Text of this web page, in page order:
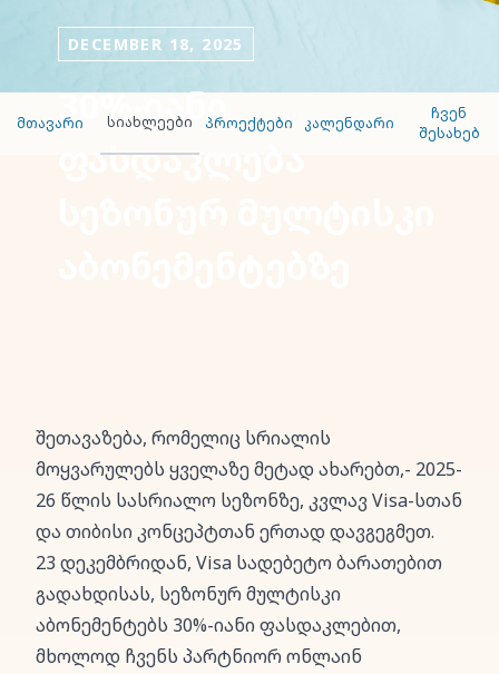
მთავარი სიახლეები პროექტები კალენდარი
ჩვენ
შესახებ
DECEMBER 18, 2025
30%-იანი
ფასდაკლება
შეთავაზება, რომელიც სრიალის
მოყვარულებს ყველაზე მეტად ახარებთ,- 2025-
26 წლის სასრიალო სეზონზე, კვლავ Visa-სთან
და თიბისი კონცეპტთან ერთად დავგეგმეთ.
23 დეკემბრიდან, Visa სადებეტო ბარათებით
გადახდისას, სეზონურ მულტისკი
აბონემენტებს 30%-იანი ფასდაკლებით,
მხოლოდ ჩვენს პარტნიორ ონლაინ